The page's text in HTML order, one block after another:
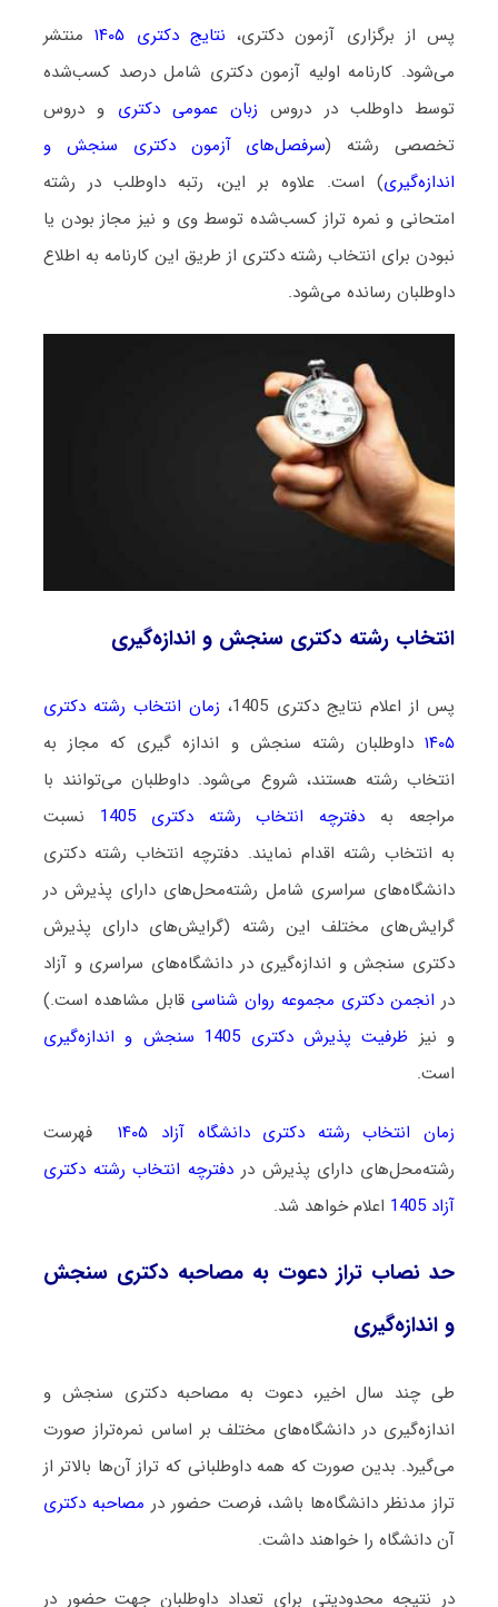
پس از برگزاری آزمون دکتری، نتایج دکتری ۱۴۰۵
منتشر
می‌شود. کارنامه اولیه آزمون دکتری شامل درصد کسب‌شده
توسط داوطلب در دروس زبان عمومی دکتری و دروس
تخصصی رشته (سرفصل‌های آزمون دکتری سنجش و
اندازه‌گیری) است. علاوه بر این، رتبه داوطلب در رشته
امتحانی و نمره تراز کسب‌شده توسط وی و نیز مجاز بودن یا
نبودن برای انتخاب رشته دکتری از طریق این کارنامه به اطلاع
داوطلبان رسانده می‌شود.
انتخاب رشته دکتری سنجش و اندازه‌گیری
پس از اعلام نتایج دکتری 1405،
زمان انتخاب رشته دکتری
۱۴۰۵داوطلبان رشته سنجش و اندازه ‌گیری که مجاز به
انتخاب رشته هستند، شروع می‌شود. داوطلبان می‌توانند با
مراجعه به دفترچه انتخاب رشته دکتری 1405
نسبت
به انتخاب رشته اقدام نمایند. دفترچه انتخاب رشته دکتری
دانشگاه‌های سراسری شامل رشته‌محل‌های دارای پذیرش در
گرایش‌های مختلف این رشته (گرایش‌های دارای پذیرش
دکتری سنجش و اندازه‌گیری در دانشگاه‌های سراسری و آزاد
در انجمن دکتری مجموعه روان شناسی قابل مشاهده است.)
و نیز ظرفیت پذیرش دکتری 1405 سنجش و اندازه‌گیری
است.
زمان انتخاب رشته دکتری دانشگاه آزاد ۱۴۰۵
فهرست
رشته‌محل‌های دارای پذیرش در دفترچه انتخاب رشته دکتری
آزاد 1405
اعلام خواهد شد.
حد نصاب تراز دعوت به مصاحبه دکتری سنجش
و اندازه‌گیری
طی چند سال اخیر، دعوت به مصاحبه دکتری سنجش و
اندازه‌گیری در دانشگاه‌های مختلف بر اساس نمره‌تراز صورت
می‌گیرد. بدین صورت که همه داوطلبانی که تراز آن‌ها بالاتر از
تراز مدنظر دانشگاه‌ها باشد، فرصت حضور در مصاحبه دکتری
آن دانشگاه را خواهند داشت.
در نتیجه محدودیتی برای تعداد داوطلبان جهت حضور در